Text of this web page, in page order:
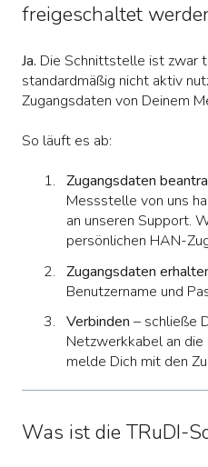
freigeschaltet
Ja. Die Schnittstelle ist zwar
standardmäßig nicht aktiv
Zugangsdaten von Deinem
So läuft es ab:
Zugangsdaten
Messstelle von uns
an unseren Support.
persönlichen HAN-
Zugangsdaten
Benutzername und
Verbinden – schließe
Netzwerkkabel an
melde Dich mit den
Was ist die TRuDI-